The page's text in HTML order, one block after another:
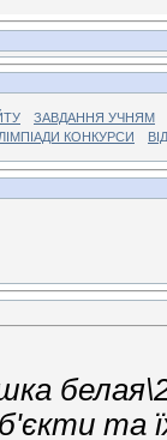
ЗАВДАННЯ УЧНЯМ
КОНКУРСИ
та